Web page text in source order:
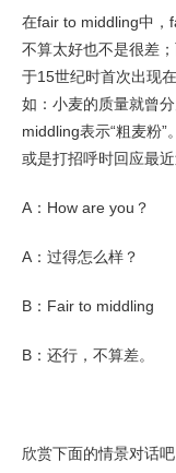
在fair to middling中，
不算太好也不是很差
于15世纪时首次出现
如：小麦的质量就曾
middling表示“粗麦粉”
或是打招呼时回应最
A：How are you？
A：过得怎么样？
B：Fair to middling
B：还行，不算差。
欣赏下面的情景对话